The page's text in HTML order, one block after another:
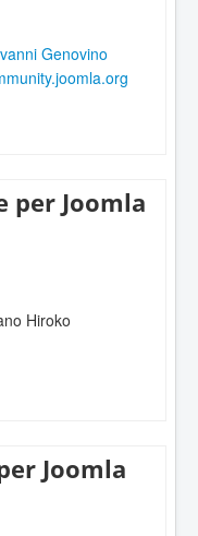
Genovino
per Joomla
Hiroko
Joomla